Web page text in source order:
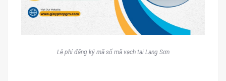
Lệ phí đăng ký mã số mã vạch tại Lạng Sơn